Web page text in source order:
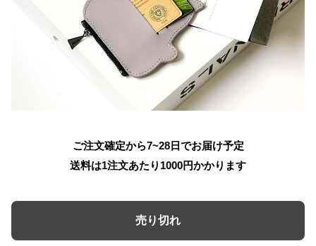
ご注文確定から7~28日でお届け予定
送料は1注文あたり 1000円かかります
売り切れ